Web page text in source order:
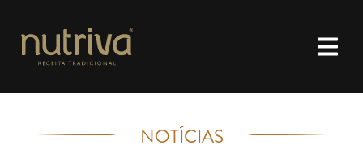
NOTÍCIAS